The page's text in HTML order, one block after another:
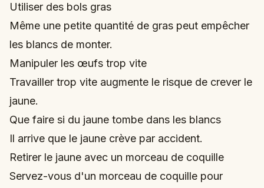
Utiliser des bols gras
Même une petite quantité de gras peut empêcher
les blancs de monter.
Manipuler les œufs trop vite
Travailler trop vite augmente le risque de crever le
jaune.
Que faire si du jaune tombe dans les blancs
Il arrive que le jaune crève par accident.
Retirer le jaune avec un morceau de coquille
Servez-vous d'un morceau de coquille pour